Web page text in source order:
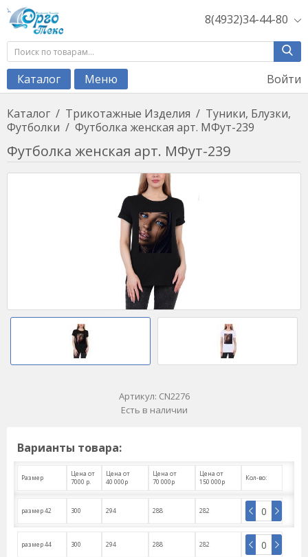
8(4932)34-44-80
Каталог Меню Войти
Каталог / Трикотажные Изделия / Туники, Блузки,
Футболки / Футболка женская арт. МФут-239
Футболка женская арт. МФут-239
Артикул: CN2276
Есть в наличии
Варианты товара:
Размер
Цена от
7000 р.
Цена от
40 000р
Цена от
70 000р
Цена от
150 000р
Кол-во:
размер 42 300 294 288 282
размер 44 300 294 288 282